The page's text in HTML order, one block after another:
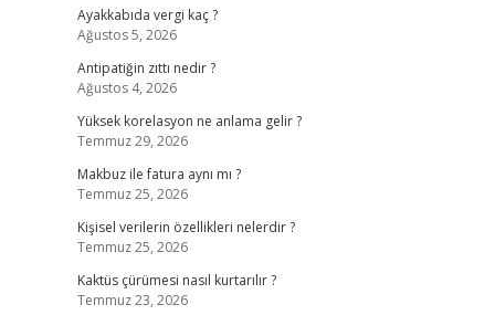
Ayakkabıda vergi kaç ?
Ağustos 5, 2026
Antipatiğin zıttı nedir ?
Ağustos 4, 2026
Yüksek korelasyon ne anlama gelir ?
Temmuz 29, 2026
Makbuz ile fatura aynı mı ?
Temmuz 25, 2026
Kişisel verilerin özellikleri nelerdir ?
Temmuz 25, 2026
Kaktüs çürümesi nasıl kurtarılır ?
Temmuz 23, 2026